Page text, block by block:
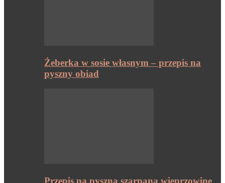
Żeberka w sosie własnym – przepis na
pyszny obiad
Przepis na pyszną szarpaną wieprzowinę